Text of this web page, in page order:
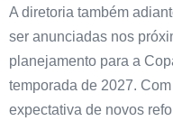
A diretoria também
ser anunciadas nos
planejamento para a
temporada de 2027.
expectativa de novos